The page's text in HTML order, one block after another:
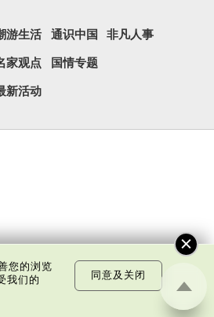
游生活 通识中国 非凡人事
家观点 国情专题
新活动
您的浏览
我们的
同意及关闭